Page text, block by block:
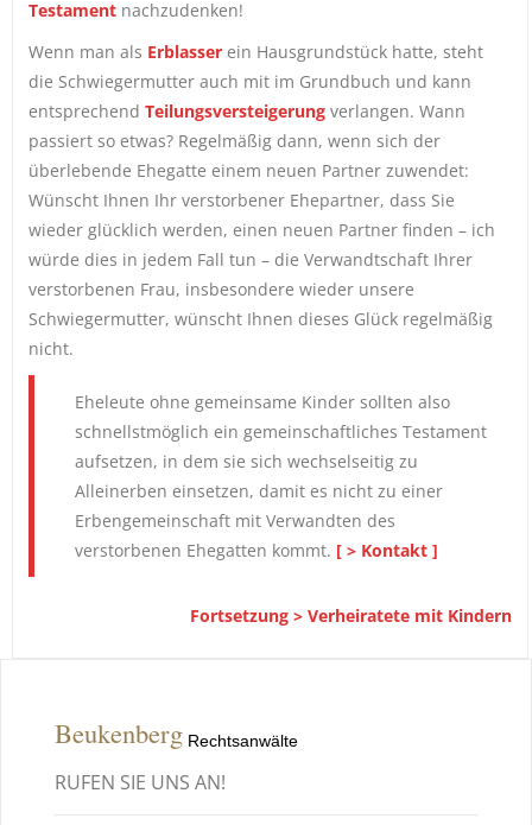
Testamentnachzudenken!
Wenn man als Erblasserein Hausgrundstück hatte, steht
die Schwiegermutter auch mit im Grundbuch und kann
entsprechend Teilungsversteigerungverlangen. Wann
passiert so etwas? Regelmäßig dann, wenn sich der
überlebende Ehegatte einem neuen Partner zuwendet:
Wünscht Ihnen Ihr verstorbener Ehepartner, dass Sie
wieder glücklich werden, einen neuen Partner finden – ich
würde dies in jedem Fall tun – die Verwandtschaft Ihrer
verstorbenen Frau, insbesondere wieder unsere
Schwiegermutter, wünscht Ihnen dieses Glück regelmäßig
nicht.
Eheleute ohne gemeinsame Kinder sollten also
schnellstmöglich ein gemeinschaftliches Testament
aufsetzen, in dem sie sich wechselseitig zu
Alleinerben einsetzen, damit es nicht zu einer
Erbengemeinschaft mit Verwandten des
verstorbenen Ehegatten kommt. [ > Kontakt ]
Fortsetzung > Verheiratete mit Kindern
Beukenberg Rechtsanwälte
RUFEN SIE UNS AN!